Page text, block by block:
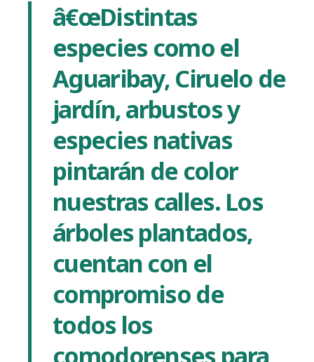
â€œDistintas
especies como el
Aguaribay, Ciruelo de
jardí­n, arbustos y
especies nativas
pintarán de color
nuestras calles. Los
árboles plantados,
cuentan con el
compromiso de
todos los